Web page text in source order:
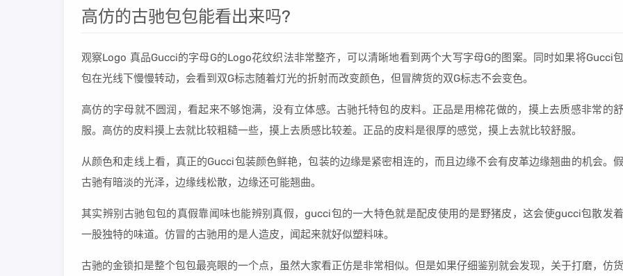
高仿的古驰包包能看出来吗?
观察Logo 真品Gucci的字母G的Logo花纹织法非常整齐，可以清晰地看到两个大写字母G的图案。同时如果将Gucci包
包在光线下慢慢转动，会看到双G标志随着灯光的折射而改变颜色，但冒牌货的双G标志不会变色。
高仿的字母就不圆润，看起来不够饱满，没有立体感。古驰托特包的皮料。正品是用棉花做的，摸上去质感非常的舒
服。高仿的皮料摸上去就比较粗糙一些，摸上去质感比较差。正品的皮料是很厚的感觉，摸上去就比较舒服。
从颜色和走线上看，真正的Gucci包装颜色鲜艳，包装的边缘是紧密相连的，而且边缘不会有皮革边缘翘曲的机会。假
古驰有暗淡的光泽，边缘线松散，边缘还可能翘曲。
其实辨别古驰包包的真假靠闻味也能辨别真假，gucci包的一大特色就是配皮使用的是野猪皮，这会使gucci包散发着
一股独特的味道。仿冒的古驰用的是人造皮，闻起来就好似塑料味。
古驰的金锁扣是整个包包最亮眼的一个点，虽然大家看正仿是非常相似。但是如果仔细鉴别就会发现，关于打磨，仿货